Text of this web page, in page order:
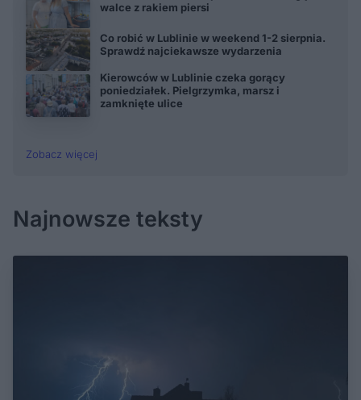
walce z rakiem piersi
Co robić w Lublinie w weekend 1-2 sierpnia.
Sprawdź najciekawsze wydarzenia
Kierowców w Lublinie czeka gorący
poniedziałek. Pielgrzymka, marsz i
zamknięte ulice
Zobacz więcej
Najnowsze teksty